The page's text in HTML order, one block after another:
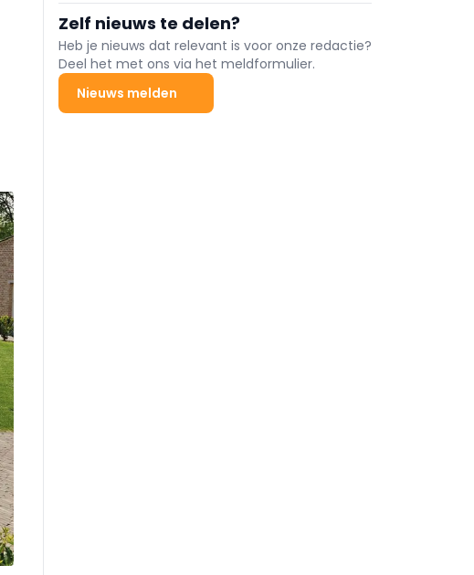
brievenbussen levert? U vindt er alle 'harde'
tuinmaterialen. Honderden tuinaannemers ontdekten
al de mogelijkheden van Vandix als betrouwbare
totaalleverancier. U binnenkort ook?
Zelf nieuws te delen?
Heb je nieuws dat relevant is voor onze redactie?
Deel het met ons via het meldformulier.
Nieuws melden